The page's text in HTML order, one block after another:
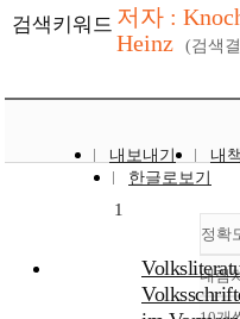
검색키워드 저자 :
Heinz
(검색
내보내기
내
한글로보기
정확
내림
1